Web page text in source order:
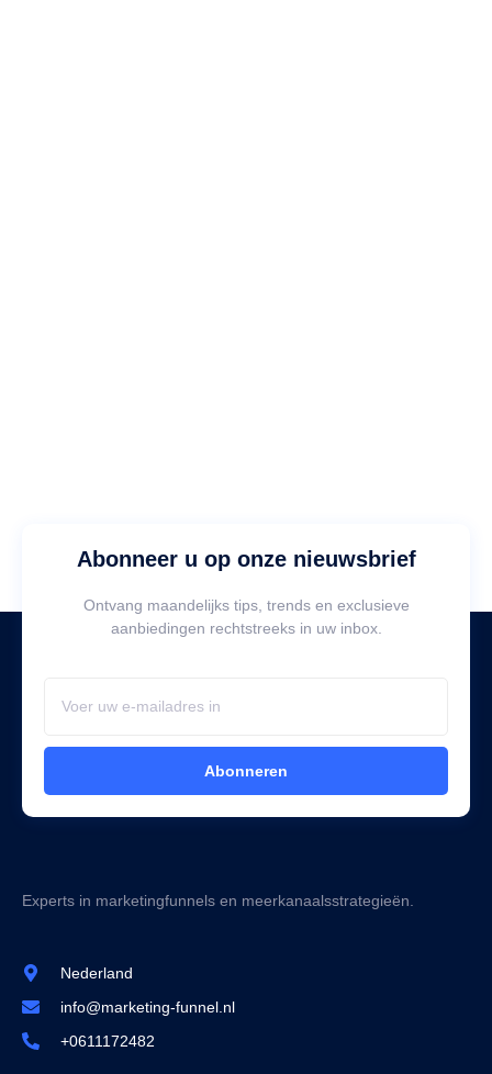
Abonneer u op onze nieuwsbrief
Ontvang maandelijks tips, trends en exclusieve
aanbiedingen rechtstreeks in uw inbox.
Abonneren
Experts in marketingfunnels en meerkanaalsstrategieën.
Nederland
info@marketing-funnel.nl
+0611172482